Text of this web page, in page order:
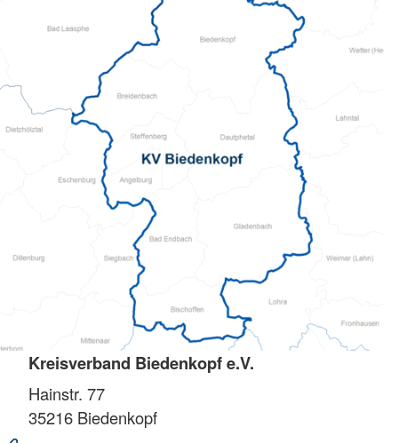
Kreisverband Biedenkopf e.V.
Hainstr. 77
35216 Biedenkopf